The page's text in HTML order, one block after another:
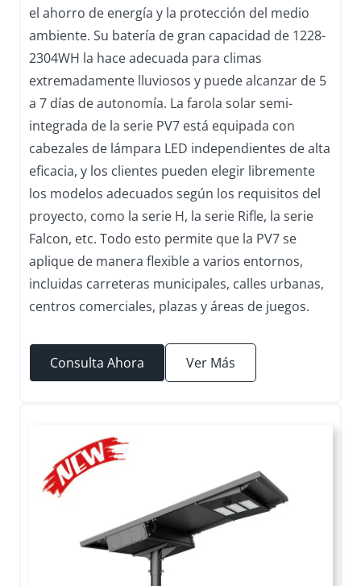
el ahorro de energía y la protección del medio
ambiente. Su batería de gran capacidad de 1228-
2304WH la hace adecuada para climas
extremadamente lluviosos y puede alcanzar de 5
a 7 días de autonomía. La farola solar semi-
integrada de la serie PV7 está equipada con
cabezales de lámpara LED independientes de alta
eficacia, y los clientes pueden elegir libremente
los modelos adecuados según los requisitos del
proyecto, como la serie H, la serie Rifle, la serie
Falcon, etc. Todo esto permite que la PV7 se
aplique de manera flexible a varios entornos,
incluidas carreteras municipales, calles urbanas,
centros comerciales, plazas y áreas de juegos.
Consulta Ahora Ver Más